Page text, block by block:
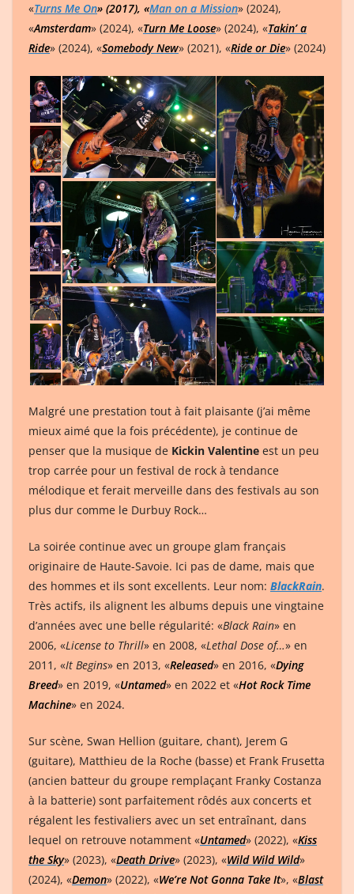
«Turns Me On» (2017), «Man on a Mission» (2024),
«Amsterdam» (2024), «Turn Me Loose» (2024), «Takin’ a
Ride» (2024), «Somebody New» (2021), «Ride or Die» (2024)
Malgré une prestation tout à fait plaisante (j’ai même
mieux aimé que la fois précédente), je continue de
penser que la musique de Kickin Valentine est un peu
trop carrée pour un festival de rock à tendance
mélodique et ferait merveille dans des festivals au son
plus dur comme le Durbuy Rock…
La soirée continue avec un groupe glam français
originaire de Haute-Savoie. Ici pas de dame, mais que
des hommes et ils sont excellents. Leur nom: BlackRain.
Très actifs, ils alignent les albums depuis une vingtaine
d’années avec une belle régularité: «Black Rain» en
2006, «License to Thrill» en 2008, «Lethal Dose of…» en
2011, «It Begins» en 2013, «Released» en 2016, «Dying
Breed» en 2019, «Untamed» en 2022 et «Hot Rock Time
Machine» en 2024.
Sur scène, Swan Hellion (guitare, chant), Jerem G
(guitare), Matthieu de la Roche (basse) et Frank Frusetta
(ancien batteur du groupe remplaçant Franky Costanza
à la batterie) sont parfaitement rôdés aux concerts et
régalent les festivaliers avec un set entraînant, dans
lequel on retrouve notamment «Untamed» (2022), «Kiss
the Sky» (2023), «Death Drive» (2023), «Wild Wild Wild»
(2024), «Demon» (2022), «We’re Not Gonna Take It», «Blast